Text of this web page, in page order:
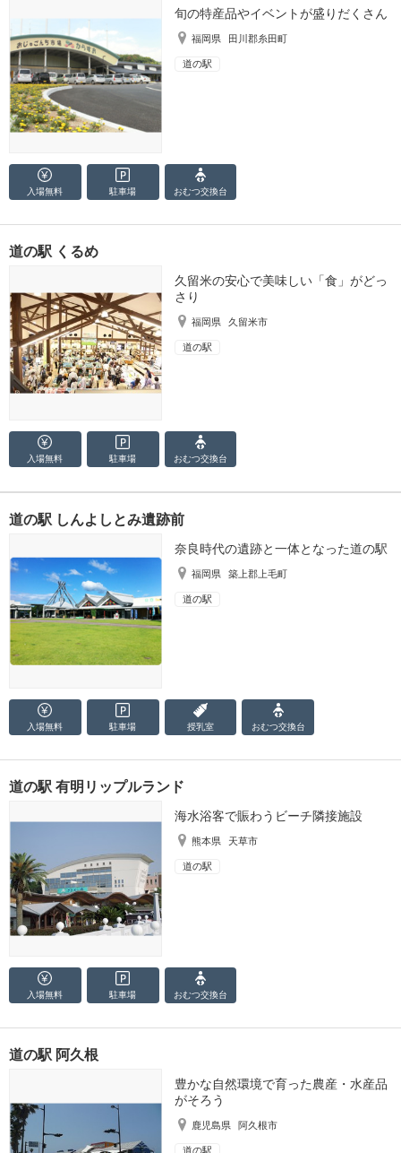
旬の特産品やイベントが盛りだくさん
福岡県 田川郡糸田町
道の駅
入場無料 駐車場 おむつ交換台
道の駅 くるめ
久留米の安心で美味しい「食」がどっ
さり
福岡県 久留米市
道の駅
入場無料 駐車場 おむつ交換台
道の駅 しんよしとみ遺跡前
奈良時代の遺跡と一体となった道の駅
福岡県 築上郡上毛町
道の駅
入場無料 駐車場 授乳室 おむつ交換台
道の駅 有明リップルランド
海水浴客で賑わうビーチ隣接施設
熊本県 天草市
道の駅
入場無料 駐車場 おむつ交換台
道の駅 阿久根
豊かな自然環境で育った農産・水産品
がそろう
鹿児島県 阿久根市
道の駅